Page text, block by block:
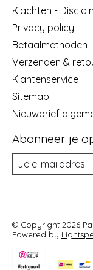
Klachten -
Privacy policy
Betaalmethoden
Verzenden &
Klantenservice
Sitemap
Nieuwbrief
Abonneer je
© Copyright 2026
Powered by